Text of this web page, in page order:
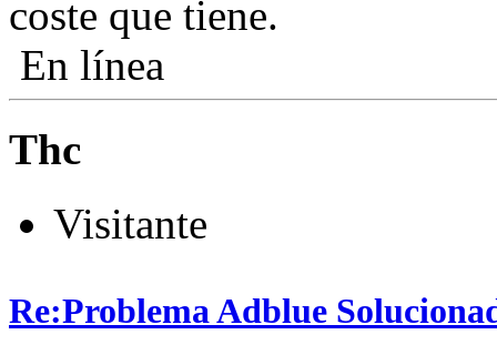
coste que tiene.
En línea
Thc
Visitante
Re:Problema Adblue